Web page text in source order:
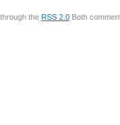
the RSS 2.0 Both